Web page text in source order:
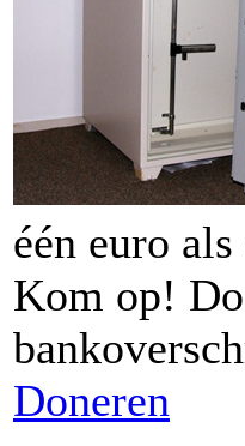
één euro
Kom op!
Doneren